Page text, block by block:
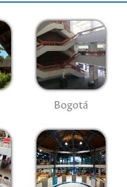
Bogotá